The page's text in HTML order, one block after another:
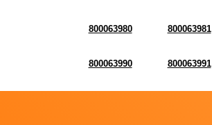
800063980 800063981
800063990 800063991